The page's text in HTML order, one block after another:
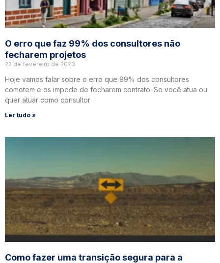
O erro que faz 99% dos consultores não
fecharem projetos
22 de fevereiro de 2023
Hoje vamos falar sobre o erro que 99% dos consultores
cometem e os impede de fecharem contrato. Se você atua ou
quer atuar como consultor
Ler tudo »
Como fazer uma transição segura para a